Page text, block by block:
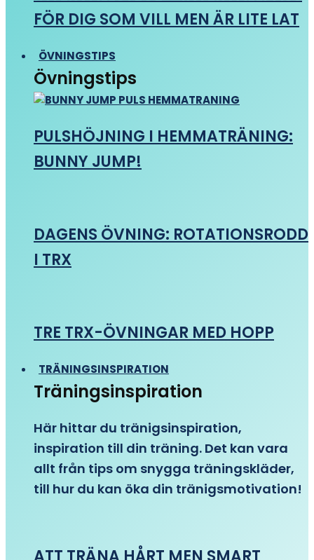
FÖR DIG SOM VILL MEN ÄR LITE LAT
ÖVNINGSTIPS
Övningstips
PULSHÖJNING I HEMMATRÄNING:
BUNNY JUMP!
DAGENS ÖVNING: ROTATIONSRODD
I TRX
TRE TRX-ÖVNINGAR MED HOPP
TRÄNINGSINSPIRATION
Träningsinspiration
Här hittar du tränigsinspiration,
inspiration till din träning. Det kan vara
allt från tips om snygga träningskläder,
till hur du kan öka din tränigsmotivation!